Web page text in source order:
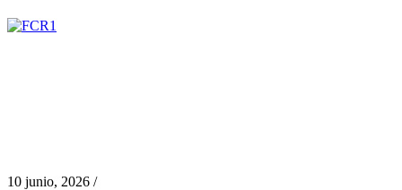
10 junio, 2026 /